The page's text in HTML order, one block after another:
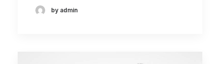
by admin